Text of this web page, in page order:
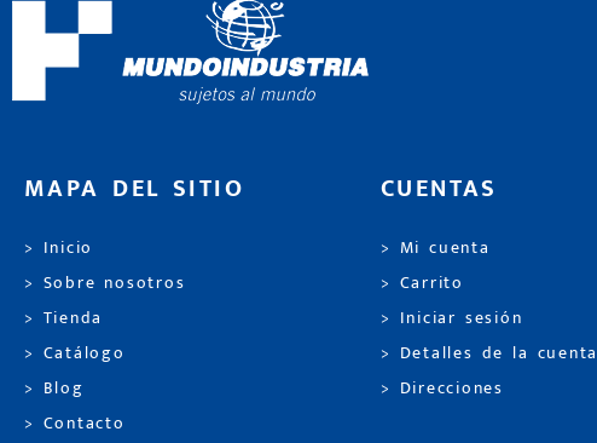
MAPA DEL SITIO
> Inicio
> Sobre nosotros
> Tienda
> Catálogo
> Blog
> Contacto
CUENTAS
> Mi cuenta
> Carrito
> Iniciar sesión
> Detalles de la cuenta
> Direcciones